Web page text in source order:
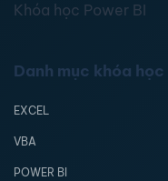
Khóa học Power BI
Danh mục khóa học
EXCEL
VBA
POWER BI